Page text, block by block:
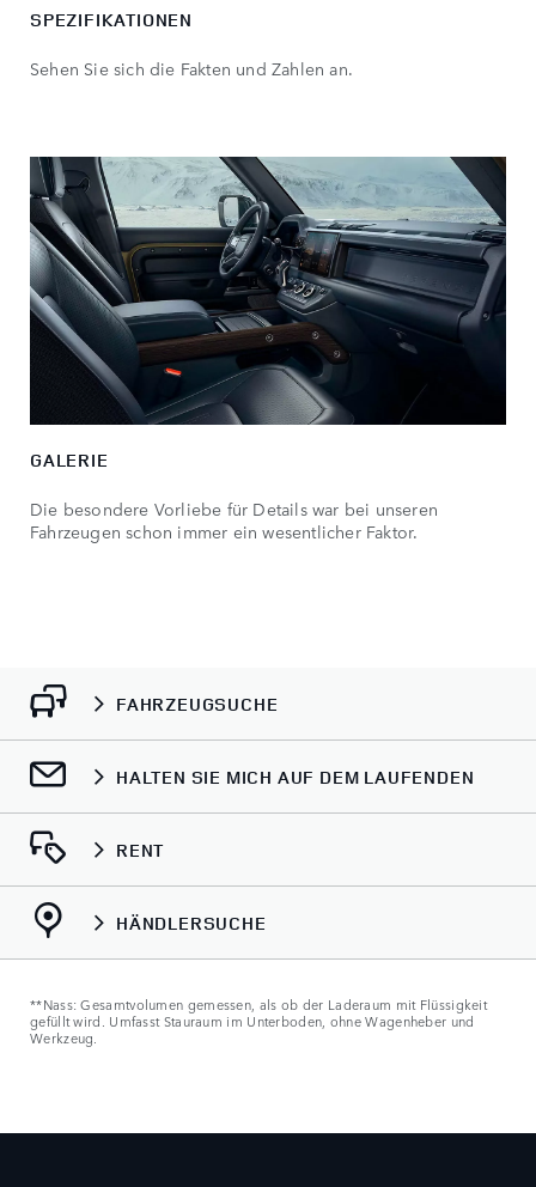
SPEZIFIKATIONEN
Sehen Sie sich die Fakten und Zahlen an.
GALERIE
Die besondere Vorliebe für Details war bei unseren
Fahrzeugen schon immer ein wesentlicher Faktor.
FAHRZEUGSUCHE
HALTEN SIE MICH AUF DEM LAUFENDEN
RENT
HÄNDLERSUCHE
**Nass: Gesamtvolumen gemessen, als ob der Laderaum mit Flüssigkeit
gefüllt wird. Umfasst Stauraum im Unterboden, ohne Wagenheber und
Werkzeug.